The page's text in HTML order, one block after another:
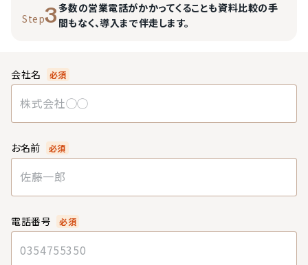
Step3多数の営業電話がかかってくることも資料比較の手
間もなく、導入まで伴走します。
会社名 必須
お名前 必須
電話番号 必須